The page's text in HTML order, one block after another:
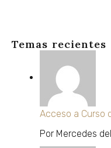
Temas recientes
Acceso a Curso
Por Mercedes